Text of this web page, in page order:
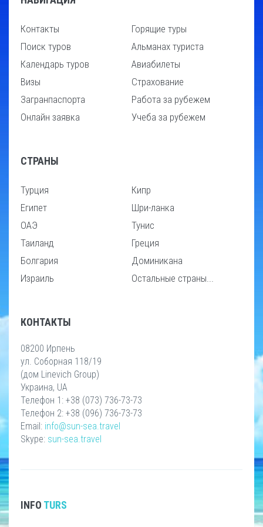
Контакты
Поиск туров
Календарь туров
Визы
Загранпаспорта
Онлайн заявка
Горящие туры
Альманах туриста
Авиабилеты
Страхование
Работа за рубежем
Учеба за рубежем
СТРАНЫ
Турция
Египет
ОАЭ
Таиланд
Болгария
Израиль
Кипр
Шри-ланка
Тунис
Греция
Доминикана
Остальные страны...
КОНТАКТЫ
08200 Ирпень
ул. Соборная 118/19
(дом Linevich Group)
Украина, UA
Телефон 1: +38 (073) 736-73-73
Телефон 2: +38 (096) 736-73-73
Email: info@sun-sea.travel
Skype: sun-sea.travel
INFO TURS